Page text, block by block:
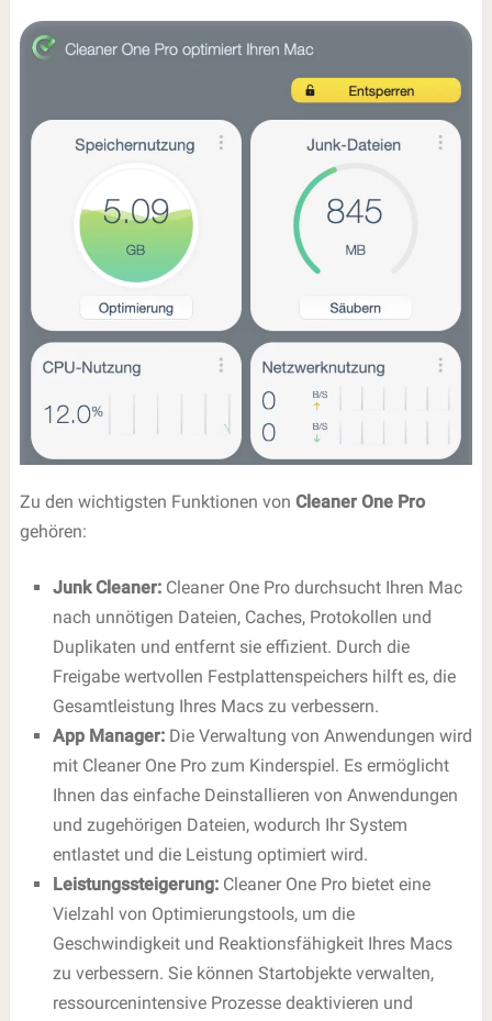
Zu den wichtigsten Funktionen von Cleaner One Pro
gehören:
Junk Cleaner:Cleaner One Pro durchsucht Ihren Mac
nach unnötigen Dateien, Caches, Protokollen und
Duplikaten und entfernt sie effizient. Durch die
Freigabe wertvollen Festplattenspeichers hilft es, die
Gesamtleistung Ihres Macs zu verbessern.
App Manager:Die Verwaltung von Anwendungen wird
mit Cleaner One Pro zum Kinderspiel. Es ermöglicht
Ihnen das einfache Deinstallieren von Anwendungen
und zugehörigen Dateien, wodurch Ihr System
entlastet und die Leistung optimiert wird.
Leistungssteigerung:Cleaner One Pro bietet eine
Vielzahl von Optimierungstools, um die
Geschwindigkeit und Reaktionsfähigkeit Ihres Macs
zu verbessern. Sie können Startobjekte verwalten,
ressourcenintensive Prozesse deaktivieren und